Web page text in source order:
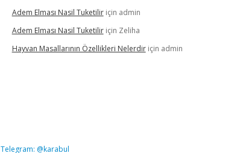
Adem Elması Nasil Tuketiliriçin admin
Adem Elması Nasil Tuketiliriçin Zeliha
Hayvan Masallarının Özellikleri Nelerdiriçin admin
Telegram: @karabul